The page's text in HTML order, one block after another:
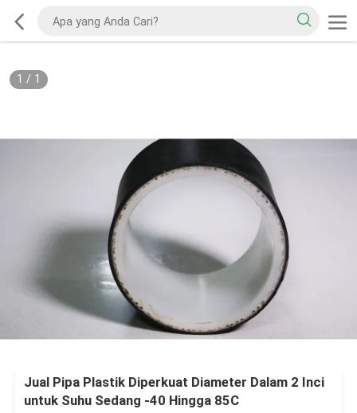
1 / 1
Jual Pipa Plastik Diperkuat Diameter Dalam 2 Inci
untuk Suhu Sedang -40 Hingga 85C